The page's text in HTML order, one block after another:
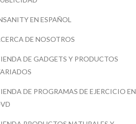
EN ESPAÑOL
DE NOSOTROS
DE GADGETS Y PRODUCTOS
DE PROGRAMAS DE EJERCICIO EN